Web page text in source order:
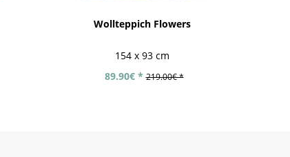
Wollteppich Flowers
154 x 93 cm
89.90€ * 219.00€ *